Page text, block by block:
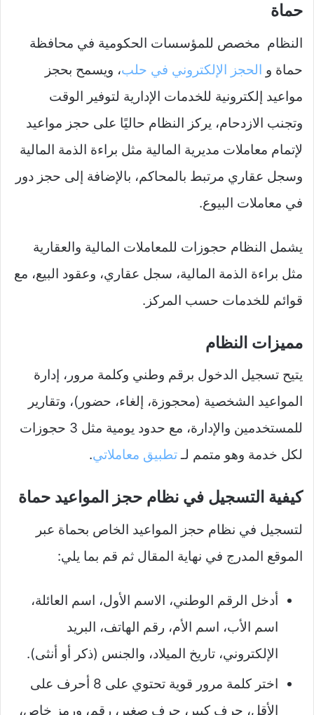
حماة
النظام مخصص للمؤسسات الحكومية في محافظة
حماة و الحجز الإلكتروني في حلب، ويسمح بحجز
مواعيد إلكترونية للخدمات الإدارية لتوفير الوقت
وتجنب الازدحام، يركز النظام حاليًا على حجز مواعيد
لإتمام معاملات مديرية المالية مثل براءة الذمة المالية
وسجل عقاري مرتبط بالمحاكم، بالإضافة إلى حجز دور
في معاملات البيوع.
يشمل النظام حجوزات للمعاملات المالية والعقارية
مثل براءة الذمة المالية، سجل عقاري، وعقود البيع، مع
قوائم للخدمات حسب المركز.
مميزات النظام
يتيح تسجيل الدخول برقم وطني وكلمة مرور، إدارة
المواعيد الشخصية (محجوزة، إلغاء، حضور)، وتقارير
للمستخدمين والإدارة، مع حدود يومية مثل 3 حجوزات
لكل خدمة وهو متمم لـتطبيق معاملاتي.
كيفية التسجيل في نظام حجز المواعيد حماة
لتسجيل في نظام حجز المواعيد الخاص بحماة عبر
الموقع المدرج في نهاية المقال ثم قم بما يلي:
أدخل الرقم الوطني، الاسم الأول، اسم العائلة،
اسم الأب، اسم الأم، رقم الهاتف، البريد
الإلكتروني، تاريخ الميلاد، والجنس (ذكر أو أنثى).​
اختر كلمة مرور قوية تحتوي على 8 أحرف على
الأقل، حرف كبير، حرف صغير، رقم، ورمز خاص،